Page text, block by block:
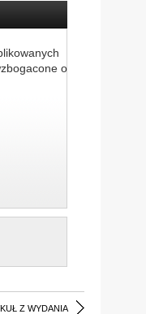
o
Z WYDANIA